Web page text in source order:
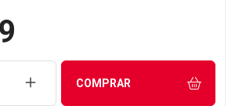
UNIDADEAUMENTAR UMA UNIDADE
COMPRAR